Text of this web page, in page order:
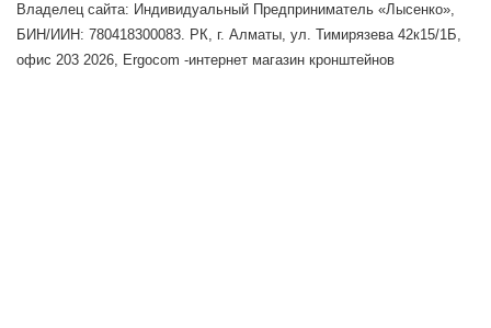
Владелец сайта: Индивидуальный Предприниматель «Лысенко»,
БИН/ИИН: 780418300083. РК, г. Алматы, ул. Тимирязева 42к15/1Б,
офис 203 2026, Ergocom -интернет магазин кронштейнов